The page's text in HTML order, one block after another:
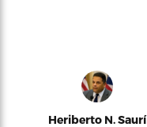
Heriberto N. Saurí